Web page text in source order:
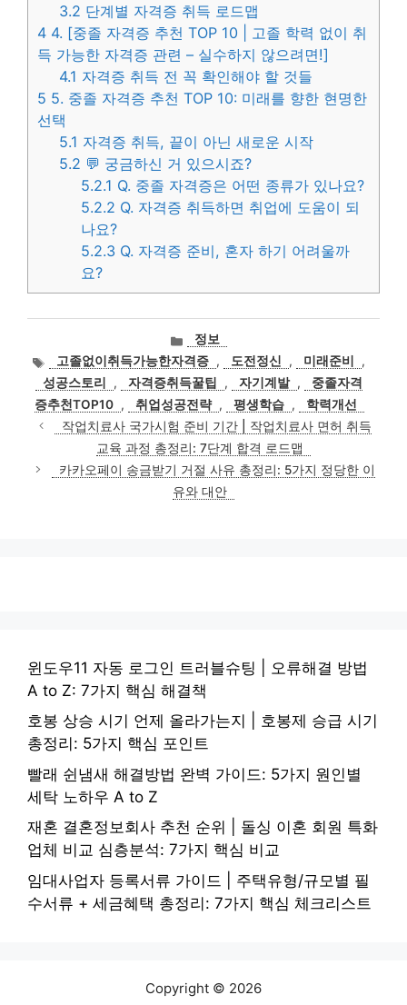
3.2 단계별 자격증 취득 로드맵
4 4. [중졸 자격증 추천 TOP 10 | 고졸 학력 없이 취
득 가능한 자격증 관련 – 실수하지 않으려면!]
4.1 자격증 취득 전 꼭 확인해야 할 것들
5 5. 중졸 자격증 추천 TOP 10: 미래를 향한 현명한
선택
5.1 자격증 취득, 끝이 아닌 새로운 시작
5.2 💬 궁금하신 거 있으시죠?
5.2.1 Q. 중졸 자격증은 어떤 종류가 있나요?
5.2.2 Q. 자격증 취득하면 취업에 도움이 되
나요?
5.2.3 Q. 자격증 준비, 혼자 하기 어려울까
요?
카
테
고
리
정보
태
그
고졸없이취득가능한자격증 , 도전정신 , 미래준비
,
성공스토리
, 자격증취득꿀팁 , 자기계발 ,
중졸자격
증추천TOP10 , 취업성공전략 , 평생학습 ,
학력개선
작업치료사 국가시험 준비 기간 | 작업치료사 면허 취득
교육 과정 총정리: 7단계 합격 로드맵
카카오페이 송금받기 거절 사유 총정리: 5가지 정당한 이
유와 대안
윈도우11 자동 로그인 트러블슈팅 | 오류해결 방법
A to Z: 7가지 핵심 해결책
호봉 상승 시기 언제 올라가는지 | 호봉제 승급 시기
총정리: 5가지 핵심 포인트
빨래 쉰냄새 해결방법 완벽 가이드: 5가지 원인별
세탁 노하우 A to Z
재혼 결혼정보회사 추천 순위 | 돌싱 이혼 회원 특화
업체 비교 심층분석: 7가지 핵심 비교
임대사업자 등록서류 가이드 | 주택유형/규모별 필
수서류 + 세금혜택 총정리: 7가지 핵심 체크리스트
Copyright © 2026